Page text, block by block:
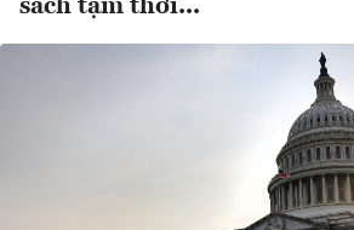
sách tạm thời...